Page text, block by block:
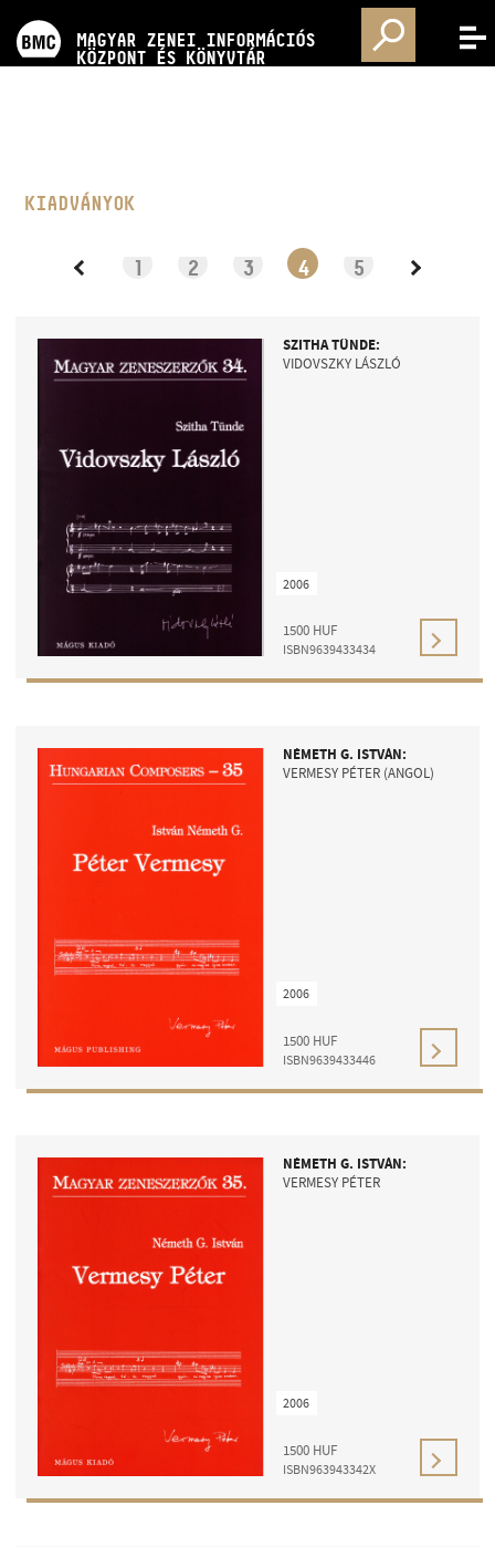
MAGYAR ZENEI INFORMÁCIÓS
KÖZPONT ÉS KÖNYVTÁR
MENÜ
KAPCSOLAT
VIDEÓ GALÉRIA
CÍM
TELEFON
ZENEMŰ-ADATBÁZIS
KIADVÁNYOK
1 2 3 4 5
SZITHA TÜNDE:
VIDOVSZKY LÁSZLÓ
1500 HUF
ISBN9639433434
2006
NÉMETH G. ISTVÁN:
VERMESY PÉTER (ANGOL)
1500 HUF
ISBN9639433446
2006
NÉMETH G. ISTVÁN:
VERMESY PÉTER
1500 HUF
ISBN963943342X
2006